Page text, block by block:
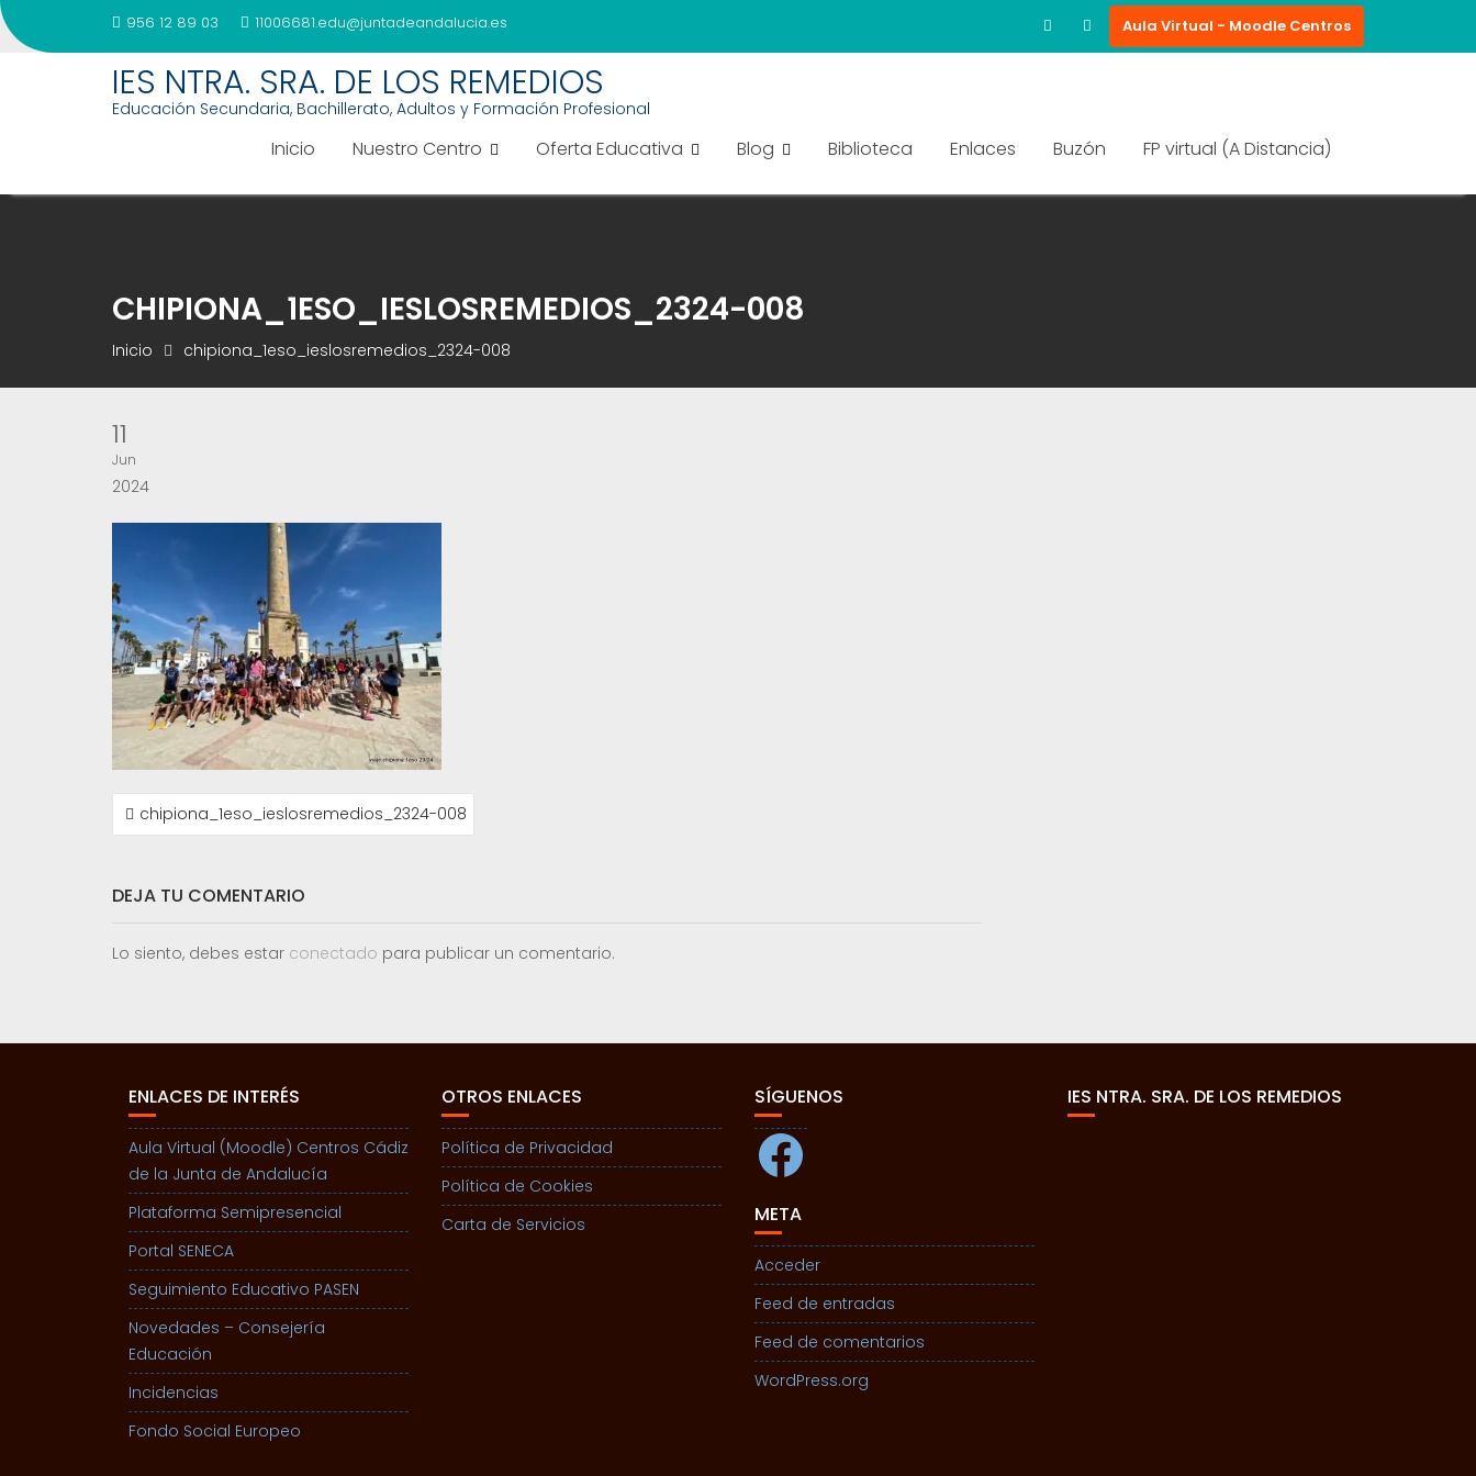
956 12 89 03 11006681.edu@juntadeandalucia.es Aula Virtual - Moodle Centros
IES NTRA. SRA. DE LOS REMEDIOS
Educación Secundaria, Bachillerato, Adultos y Formación Profesional
Inicio Nuestro Centro Oferta Educativa Blog Biblioteca Enlaces Buzón FP virtual (A Distancia)
CHIPIONA_1ESO_IESLOSREMEDIOS_2324-008
Inicio chipiona_1eso_ieslosremedios_2324-008
11
Jun
2024
NAVEGACIÓN
DEchipiona_1eso_ieslosremedios_2324-008
DEJA TU COMENTARIO
Lo siento, debes estar conectado para publicar un comentario.
ENLACES DE INTERÉS
Aula Virtual (Moodle) Centros Cádiz
de la Junta de Andalucía
Plataforma Semipresencial
Portal SENECA
Seguimiento Educativo PASEN
Novedades – Consejería
Educación
Incidencias
Fondo Social Europeo
OTROS ENLACES
Política de Privacidad
Política de Cookies
Carta de Servicios
SÍGUENOS
Facebook
META
Acceder
Feed de entradas
Feed de comentarios
WordPress.org
IES NTRA. SRA. DE LOS REMEDIOS